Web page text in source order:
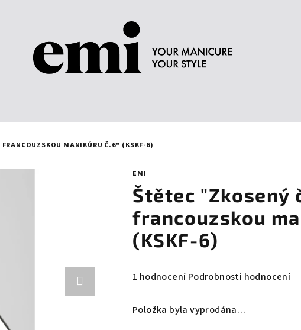
MANIKÚRU Č.6" (KSKF-6)
EMI
Štětec "Zkosený
francouzskou
(KSKF-6)
Průměrné
produktu
1 hodnocení Podrobnosti hodnocení
Položka byla vyprodána…